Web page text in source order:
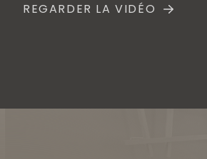
REGARDER LA VIDÉO